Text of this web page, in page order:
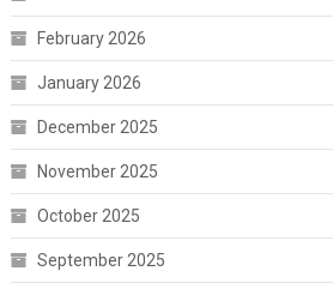
February 2026
January 2026
December 2025
November 2025
October 2025
September 2025